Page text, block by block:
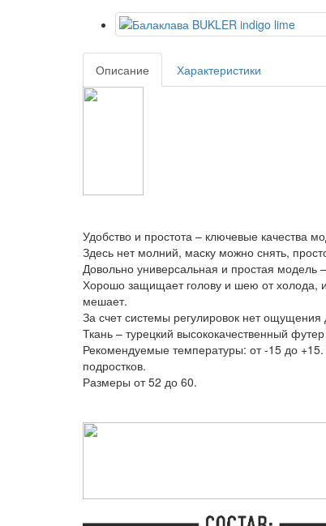
Описание Характеристики
Удобство и простота – ключевые качества
Здесь нет молний, маску можно снять,
Довольно универсальная и простая модель
Хорошо защищает голову и шею от холода,
мешает.
За счет системы регулировок нет
Ткань – турецкий высококачественный
Рекомендуемые температуры: от -15 до
подростков.
Размеры от 52 до 60.